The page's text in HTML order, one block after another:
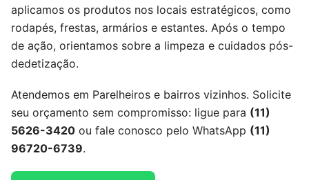
aplicamos os produtos nos locais estratégicos, como
rodapés, frestas, armários e estantes. Após o tempo
de ação, orientamos sobre a limpeza e cuidados pós-
dedetização.
Atendemos em Parelheiros e bairros vizinhos. Solicite
seu orçamento sem compromisso: ligue para (11)
5626-3420 ou fale conosco pelo WhatsApp (11)
96720-6739.